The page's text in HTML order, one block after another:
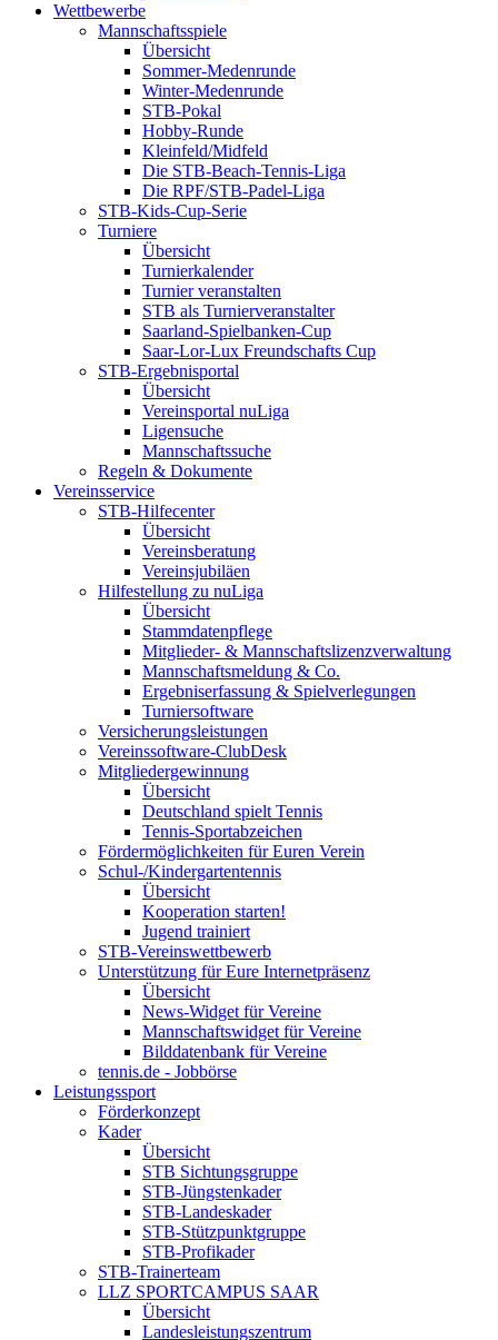
Wettbewerbe
Mannschaftsspiele
Übersicht
Sommer-Medenrunde
Winter-Medenrunde
STB-Pokal
Hobby-Runde
Kleinfeld/Midfeld
Die STB-Beach-Tennis-Liga
Die RPF/STB-Padel-Liga
STB-Kids-Cup-Serie
Turniere
Übersicht
Turnierkalender
Turnier veranstalten
STB als Turnierveranstalter
Saarland-Spielbanken-Cup
Saar-Lor-Lux Freundschafts Cup
STB-Ergebnisportal
Übersicht
Vereinsportal nuLiga
Ligensuche
Mannschaftssuche
Regeln & Dokumente
Vereinsservice
STB-Hilfecenter
Übersicht
Vereinsberatung
Vereinsjubiläen
Hilfestellung zu nuLiga
Übersicht
Stammdatenpflege
Mitglieder- & Mannschaftslizenzverwaltung
Mannschaftsmeldung & Co.
Ergebniserfassung & Spielverlegungen
Turniersoftware
Versicherungsleistungen
Vereinssoftware-ClubDesk
Mitgliedergewinnung
Übersicht
Deutschland spielt Tennis
Tennis-Sportabzeichen
Fördermöglichkeiten für Euren Verein
Schul-/Kindergartentennis
Übersicht
Kooperation starten!
Jugend trainiert
STB-Vereinswettbewerb
Unterstützung für Eure Internetpräsenz
Übersicht
News-Widget für Vereine
Mannschaftswidget für Vereine
Bilddatenbank für Vereine
tennis.de - Jobbörse
Leistungssport
Förderkonzept
Kader
Übersicht
STB Sichtungsgruppe
STB-Jüngstenkader
STB-Landeskader
STB-Stützpunktgruppe
STB-Profikader
STB-Trainerteam
LLZ SPORTCAMPUS SAAR
Übersicht
Landesleistungszentrum